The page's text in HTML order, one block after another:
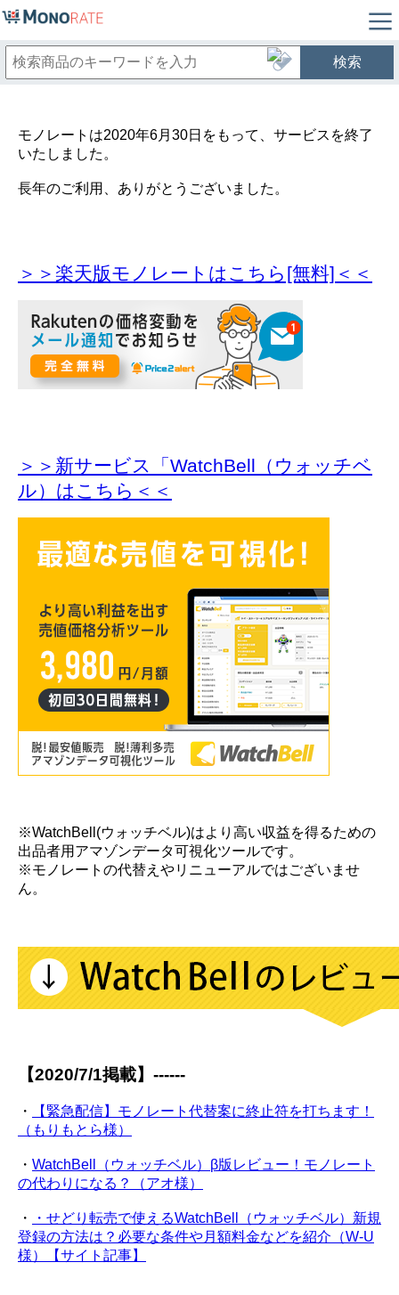
検索
モノレートは2020年6月30日をもって、サービスを終了
いたしました。
長年のご利用、ありがとうございました。
＞＞楽天版モノレートはこちら[無料]＜＜
＞＞新サービス「WatchBell（ウォッチベ
ル）はこちら＜＜
※WatchBell(ウォッチベル)はより高い収益を得るための
出品者用アマゾンデータ可視化ツールです。
※モノレートの代替えやリニューアルではございませ
ん。
【2020/7/1掲載】------
・
【緊急配信】モノレート代替案に終止符を打ちます！
（もりもとら様）
・ WatchBell（ウォッチベル）β版レビュー！モノレート
の代わりになる？（アオ様）
・
・せどり転売で使えるWatchBell（ウォッチベル）新規
登録の方法は？必要な条件や月額料金などを紹介（W-U
様）【サイト記事】